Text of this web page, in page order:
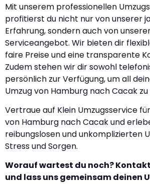
Mit unserem professionellen
profitierst du nicht nur von unserer
Erfahrung, sondern auch von
Serviceangebot. Wir bieten dir
faire Preise und eine transparente
Zudem stehen wir dir sowohl
persönlich zur Verfügung, um all
Umzug von Hamburg nach Cacak
Vertraue auf Klein Umzugsservice
von Hamburg nach Cacak und
reibungslosen und unkomplizierten
Stress und Sorgen.
Worauf wartest du noch?
und lass uns gemeinsam deinen